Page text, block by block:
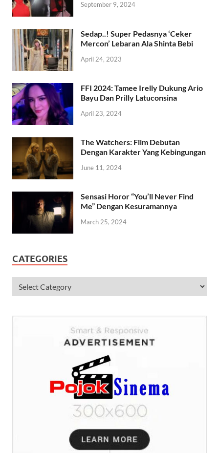
September 9, 2024
Sedap..! Super Pedasnya ‘Ceker
Mercon’ Lebaran Ala Shinta Bebi
April 24, 2023
FFI 2024: Tamee Irelly Dukung Ario
Bayu Dan Prilly Latuconsina
April 23, 2024
The Watchers: Film Debutan
Dengan Karakter Yang Kebingungan
June 11, 2024
Sensasi Horor “You’ll Never Find
Me” Dengan Kesuramannya
March 25, 2024
CATEGORIES